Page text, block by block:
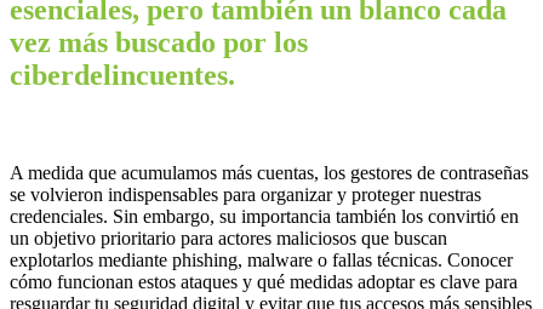
esenciales, pero también un blanco cada
vez más buscado por los
ciberdelincuentes.
A medida que acumulamos más cuentas, los gestores de contraseñas
se volvieron indispensables para organizar y proteger nuestras
credenciales. Sin embargo, su importancia también los convirtió en
un objetivo prioritario para actores maliciosos que buscan
explotarlos mediante phishing, malware o fallas técnicas. Conocer
cómo funcionan estos ataques y qué medidas adoptar es clave para
resguardar tu seguridad digital y evitar que tus accesos más sensibles